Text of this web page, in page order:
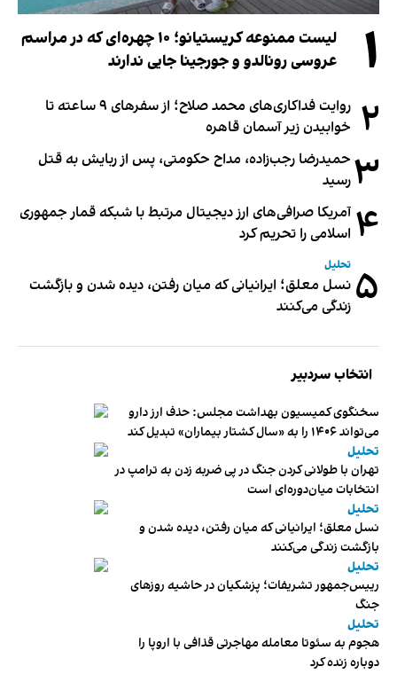
۱
لیست ممنوعه کریستیانو؛ ۱۰ چهره‌ای که در مراسم
عروسی رونالدو و جورجینا جایی ندارند
۲
روایت فداکاری‌های محمد صلاح؛ از سفرهای ۹ ساعته تا
خوابیدن زیر آسمان قاهره
۳ حمیدرضا رجب‌زاده، مداح حکومتی، پس از ربایش به قتل
رسید
۴ آمریکا صرافی‌های ارز دیجیتال مرتبط با شبکه قمار جمهوری
اسلامی را تحریم کرد
۵ تحلیل
نسل معلق؛ ایرانیانی که میان رفتن، دیده شدن و بازگشت
زندگی می‌کنند
انتخاب سردبیر
سخنگوی کمیسیون بهداشت مجلس: حذف ارز دارو
می‌تواند ۱۴۰۶ را به «سال کشتار بیماران» تبدیل کند
تحلیل
تهران با طولانی کردن جنگ در پی ضربه زدن به ترامپ در
انتخابات میان‌دوره‌ای است
تحلیل
نسل معلق؛ ایرانیانی که میان رفتن، دیده شدن و
بازگشت زندگی می‌کنند
تحلیل
رییس‌جمهور تشریفات؛ پزشکیان در حاشیه روزهای
جنگ
تحلیل
هجوم به سئوتا معامله مهاجرتی قذافی با اروپا را
دوباره زنده کرد